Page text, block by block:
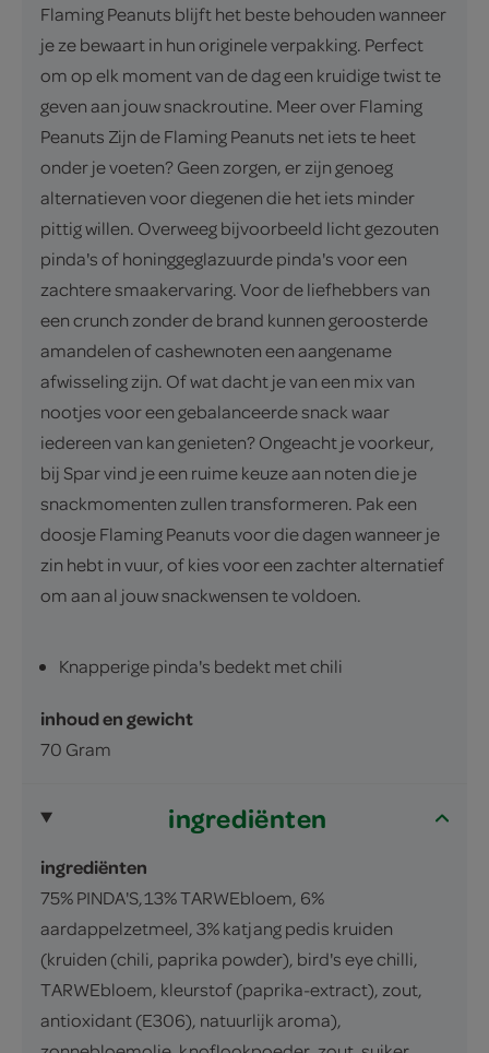
Flaming Peanuts blijft het beste behouden wanneer
je ze bewaart in hun originele verpakking. Perfect
om op elk moment van de dag een kruidige twist te
geven aan jouw snackroutine. Meer over Flaming
Peanuts Zijn de Flaming Peanuts net iets te heet
onder je voeten? Geen zorgen, er zijn genoeg
alternatieven voor diegenen die het iets minder
pittig willen. Overweeg bijvoorbeeld licht gezouten
pinda's of honinggeglazuurde pinda's voor een
zachtere smaakervaring. Voor de liefhebbers van
een crunch zonder de brand kunnen geroosterde
amandelen of cashewnoten een aangename
afwisseling zijn. Of wat dacht je van een mix van
nootjes voor een gebalanceerde snack waar
iedereen van kan genieten? Ongeacht je voorkeur,
bij Spar vind je een ruime keuze aan noten die je
snackmomenten zullen transformeren. Pak een
doosje Flaming Peanuts voor die dagen wanneer je
zin hebt in vuur, of kies voor een zachter alternatief
om aan al jouw snackwensen te voldoen.
Knapperige pinda's bedekt met chili
inhoud en gewicht
70 Gram
ingrediënten
ingrediënten
75% PINDA'S,13% TARWEbloem, 6%
aardappelzetmeel, 3% katjang pedis kruiden
(kruiden (chili, paprika powder), bird's eye chilli,
TARWEbloem, kleurstof (paprika-extract), zout,
antioxidant (E306), natuurlijk aroma),